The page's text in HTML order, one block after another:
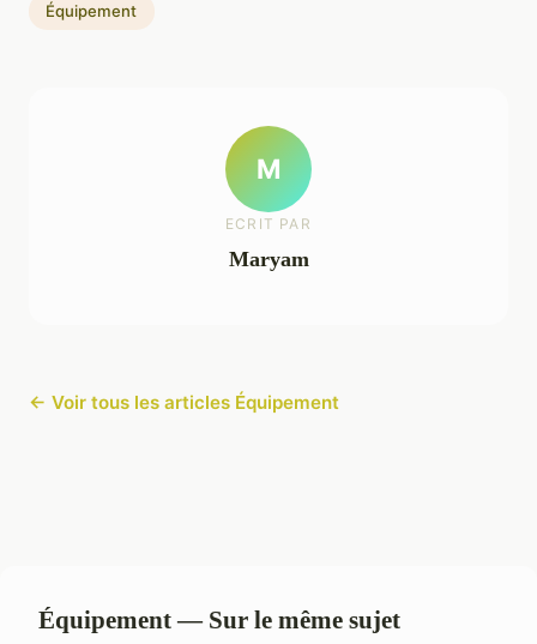
Équipement
M
ECRIT PAR
Maryam
← Voir tous les articles Équipement
Équipement — Sur le même sujet